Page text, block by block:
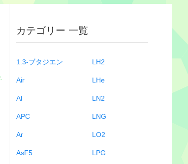
カテゴリー 一覧
1.3-ブタジエン
Air
Al
APC
Ar
AsF5
LH2
LHe
LN2
LNG
LO2
LPG